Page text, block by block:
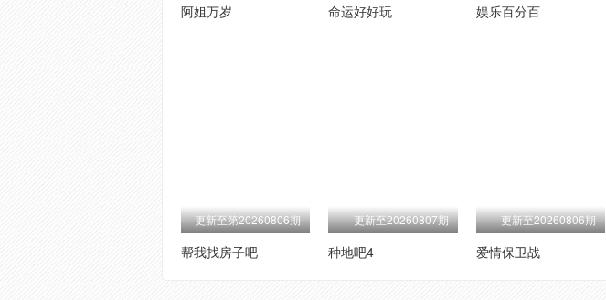
阿姐万岁 命运好好玩 娱乐百分百
更新至第20260806期
帮我找房子吧
更新至20260807期
种地吧4
更新至20260806期
爱情保卫战